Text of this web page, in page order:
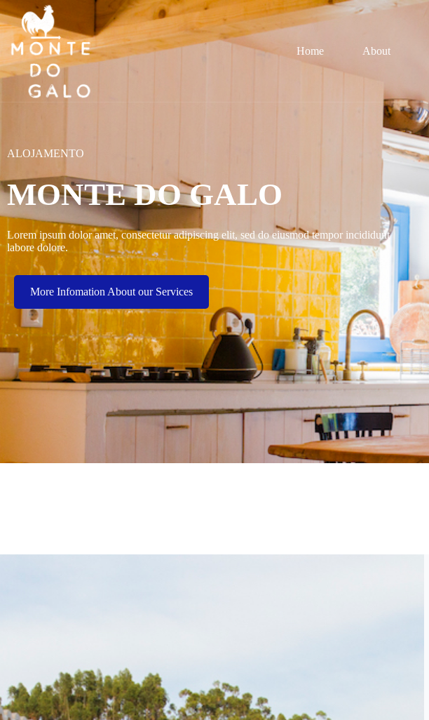
Home About
ALOJAMENTO
MONTE DO GALO
Lorem ipsum dolor amet, consectetur adipiscing elit, sed do eiusmod tempor incididunt
labore dolore.
More Infomation About our Services